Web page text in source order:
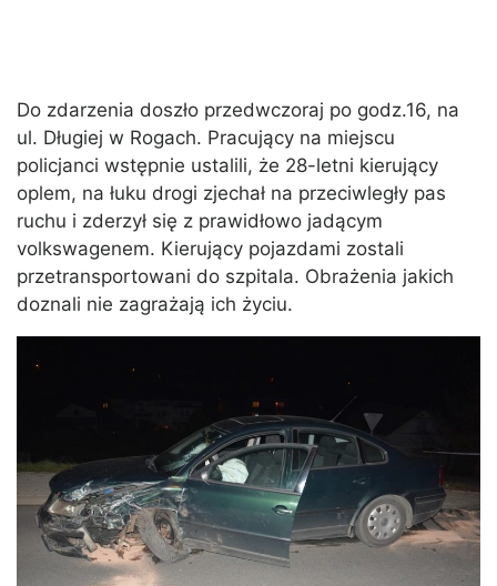
Do zdarzenia doszło przedwczoraj po godz.16, na
ul. Długiej w Rogach. Pracujący na miejscu
policjanci wstępnie ustalili, że 28-letni kierujący
oplem, na łuku drogi zjechał na przeciwległy pas
ruchu i zderzył się z prawidłowo jadącym
volkswagenem. Kierujący pojazdami zostali
przetransportowani do szpitala. Obrażenia jakich
doznali nie zagrażają ich życiu.